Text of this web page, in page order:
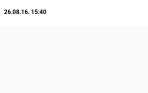
26.08.16. 15:40